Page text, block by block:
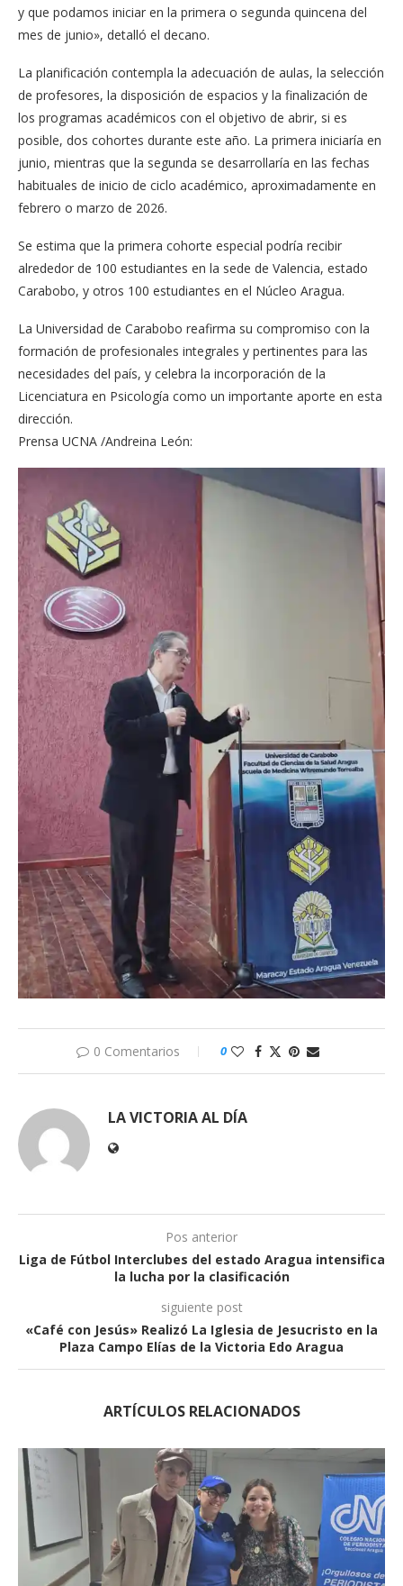
y que podamos iniciar en la primera o segunda quincena del
mes de junio», detalló el decano.
La planificación contempla la adecuación de aulas, la selección
de profesores, la disposición de espacios y la finalización de
los programas académicos con el objetivo de abrir, si es
posible, dos cohortes durante este año. La primera iniciaría en
junio, mientras que la segunda se desarrollaría en las fechas
habituales de inicio de ciclo académico, aproximadamente en
febrero o marzo de 2026.
Se estima que la primera cohorte especial podría recibir
alrededor de 100 estudiantes en la sede de Valencia, estado
Carabobo, y otros 100 estudiantes en el Núcleo Aragua.
La Universidad de Carabobo reafirma su compromiso con la
formación de profesionales integrales y pertinentes para las
necesidades del país, y celebra la incorporación de la
Licenciatura en Psicología como un importante aporte en esta
dirección.
Prensa UCNA /Andreina León:
0 Comentarios 0
LA VICTORIA AL DÍA
Pos anterior
Liga de Fútbol Interclubes del estado Aragua intensifica
la lucha por la clasificación
siguiente post
«Café con Jesús» Realizó La Iglesia de Jesucristo en la
Plaza Campo Elías de la Victoria Edo Aragua
ARTÍCULOS RELACIONADOS